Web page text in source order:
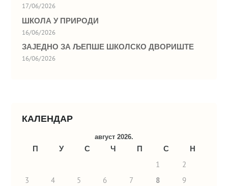
17/06/2026
ШКОЛА У ПРИРОДИ
16/06/2026
ЗАЈЕДНО ЗА ЉЕПШЕ ШКОЛСКО ДВОРИШТЕ
16/06/2026
КАЛЕНДАР
август 2026.
П У С Ч П С
Н
1
2
3
4 5 6 7 8
9